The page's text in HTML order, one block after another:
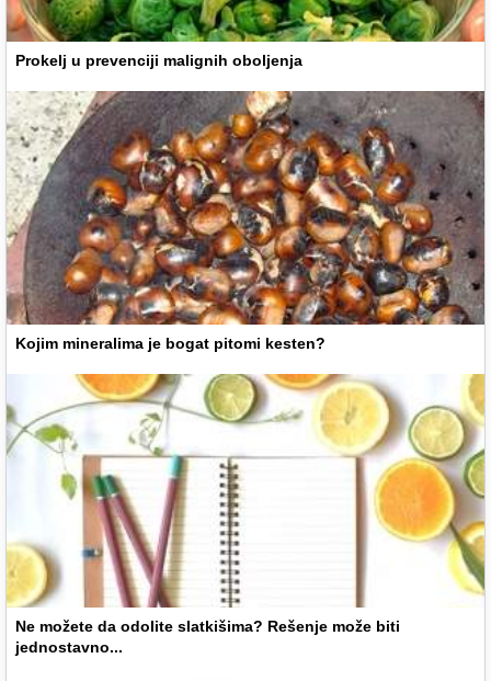
Prokelj u prevenciji malignih oboljenja
Kojim mineralima je bogat pitomi kesten?
Ne možete da odolite slatkišima? Rešenje može biti
jednostavno...